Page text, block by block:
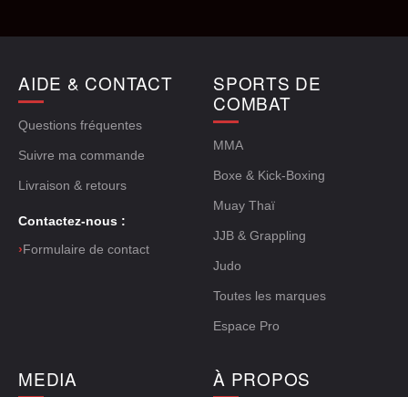
AIDE & CONTACT
Questions fréquentes
Suivre ma commande
Livraison & retours
Contactez-nous :
›Formulaire de contact
SPORTS DE
COMBAT
MMA
Boxe & Kick-Boxing
Muay Thaï
JJB & Grappling
Judo
Toutes les marques
Espace Pro
MEDIA À PROPOS